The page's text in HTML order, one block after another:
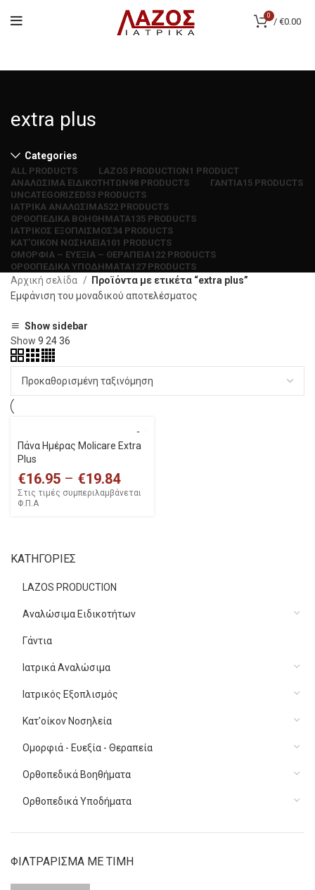
0
/ €0.00
extra plus
Categories
ALL PRODUCTS LAZOS PRODUCTION1 PRODUCT
ΑΝΑΛΩΣΙΜΑ ΕΙΔΙΚΟΤΗΤΩΝ98 PRODUCTS ΓΑΝΤΙΑ15 PRODUCTS
UNCATEGORIZED53 PRODUCTS
ΙΑΤΡΙΚΑ ΑΝΑΛΩΣΙΜΑ522 PRODUCTS
ΟΡΘΟΠΕΔΙΚΑ ΒΟΗΘΗΜΑΤΑ135 PRODUCTS
ΙΑΤΡΙΚΟΣ ΕΞΟΠΛΙΣΜΟΣ34 PRODUCTS
ΚΑΤ'ΟΙΚΟΝ ΝΟΣΗΛΕΙΑ101 PRODUCTS
ΟΜΟΡΦΙΑ – ΕΥΕΞΙΑ – ΘΕΡΑΠΕΙΑ122 PRODUCTS
ΟΡΘΟΠΕΔΙΚΑ ΥΠΟΔΗΜΑΤΑ127 PRODUCTS
ΚΑΤΗΓΟΡΙΕΣ
LAZOS PRODUCTION
Αναλώσιμα Ειδικοτήτων
Γάντια
Ιατρικά Αναλώσιμα
Ιατρικός Εξοπλισμός
Κατ'οίκον Νοσηλεία
Ομορφιά - Ευεξία - Θεραπεία
Ορθοπεδικά Βοηθήματα
Ορθοπεδικά Υποδήματα
ΦΙΛΤΡΑΡΙΣΜΑ ΜΕ ΤΙΜΗ
Αρχική σελίδα
Προϊόντα με ετικέτα “extra plus”
Εμφάνιση του μοναδικού αποτελέσματος
Show sidebar
Show 9 2436
Πάνα Ημέρας Molicare Εxtra
Plus
€16.95 – €19.84
Στις τιμές συμπεριλαμβάνεται
Φ.Π.Α